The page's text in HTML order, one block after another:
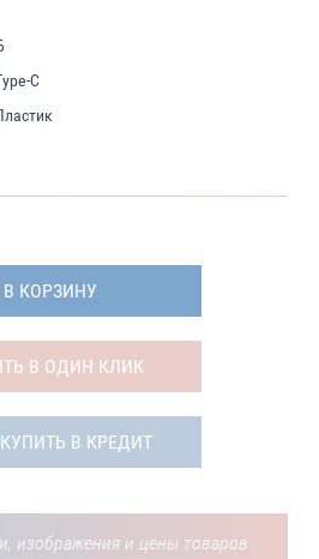
C
В КОРЗИНУ
В ОДИН КЛИК
КУПИТЬ В КРЕДИТ
изображения и цены товаров